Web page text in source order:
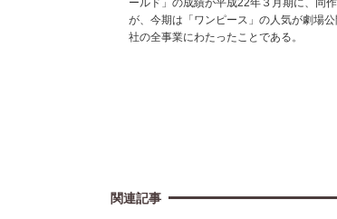
ールド」の成績が平成22年３月期に、同
が、今期は「ワンピース」の人気が劇場
社の全事業にわたったことである。
関連記事